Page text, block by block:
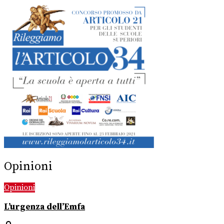
Opinioni
Opinioni
L’urgenza dell’Emfa